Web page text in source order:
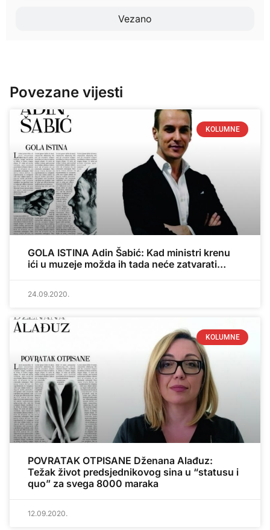
Vezano
Povezane vijesti
KOLUMNE
GOLA ISTINA Adin Šabić: Kad ministri krenu
ići u muzeje možda ih tada neće zatvarati…
24.09.2020.
KOLUMNE
POVRATAK OTPISANE Dženana Alađuz:
Težak život predsjednikovog sina u “statusu i
quo” za svega 8000 maraka
12.09.2020.